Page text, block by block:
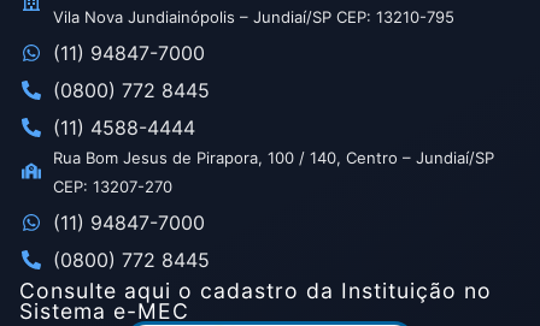
Vila Nova Jundiainópolis – Jundiaí/SP CEP: 13210-795
(11) 94847-7000
(0800) 772 8445
(11) 4588-4444
Rua Bom Jesus de Pirapora, 100 / 140, Centro – Jundiaí/SP
CEP: 13207-270
(11) 94847-7000
(0800) 772 8445
Consulte aqui o cadastro da Instituição no
Sistema e-MEC